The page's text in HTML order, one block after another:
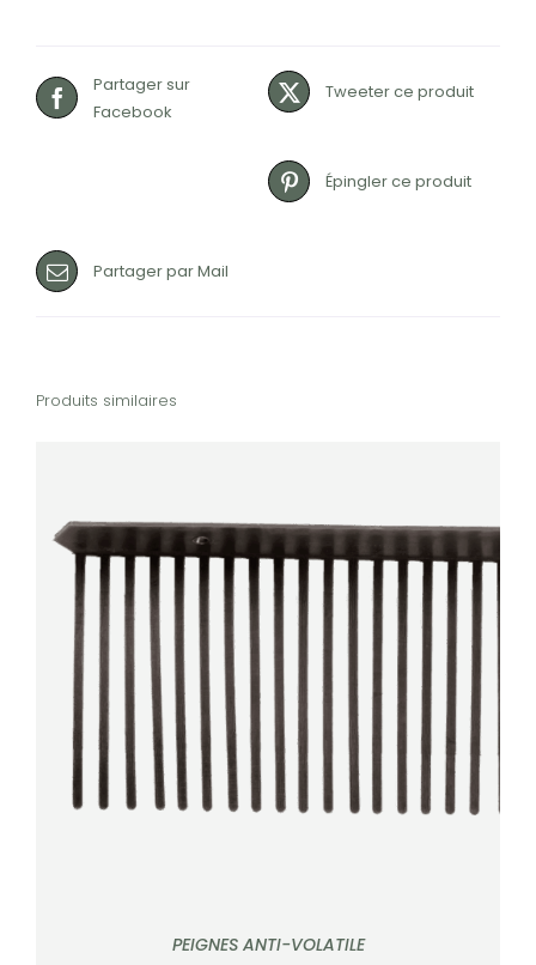
Partager sur
Facebook
Tweeter ce produit
Épingler ce produit
Partager par Mail
Produits similaires
PEIGNES ANTI-VOLATILE